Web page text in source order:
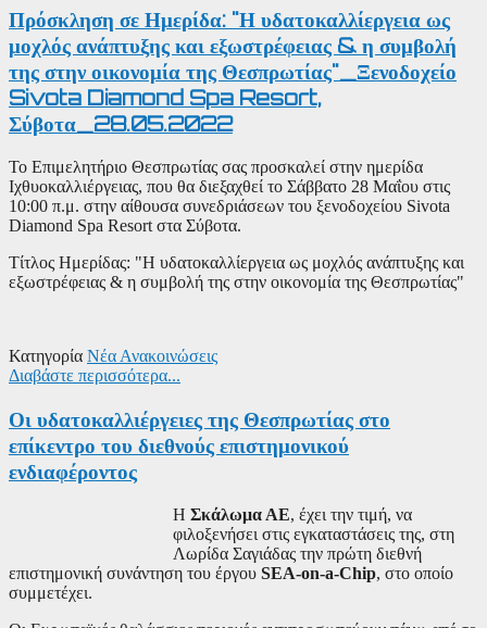
Πρόσκληση σε Ημερίδα: "Η υδατοκαλλίεργεια ως
μοχλός ανάπτυξης και εξωστρέφειας & η συμβολή
της στην οικονομία της Θεσπρωτίας"_Ξενοδοχείο
Sivota Diamond Spa Resort,
Σύβοτα_28.05.2022
Το Επιμελητήριο Θεσπρωτίας σας προσκαλεί στην ημερίδα
Ιχθυοκαλλιέργειας, που θα διεξαχθεί το Σάββατο 28 Μαΐου στις
10:00 π.μ. στην αίθουσα συνεδριάσεων του ξενοδοχείου Sivota
Diamond Spa Resort στα Σύβοτα.
Τίτλος Ημερίδας: "Η υδατοκαλλίεργεια ως μοχλός ανάπτυξης και
εξωστρέφειας & η συμβολή της στην οικονομία της Θεσπρωτίας"
Κατηγορία Νέα Ανακοινώσεις
Διαβάστε περισσότερα...
Οι υδατοκαλλιέργειες της Θεσπρωτίας στο
επίκεντρο του διεθνούς επιστημονικού
ενδιαφέροντος
Η Σκάλωμα ΑΕ, έχει την τιμή, να
φιλοξενήσει στις εγκαταστάσεις της, στη
Λωρίδα Σαγιάδας την πρώτη διεθνή
επιστημονική συνάντηση του έργου SEA-on-a-Chip, στο οποίο
συμμετέχει.